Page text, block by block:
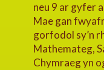
neu 9 ar gyfer
Mae gan
gorfodol sy’n
Mathemateg,
Chymraeg yn